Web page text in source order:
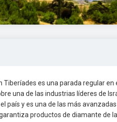
Tiberíades es una parada regular
una de las industrias líderes de
país y es una de las más
productos de diamante de